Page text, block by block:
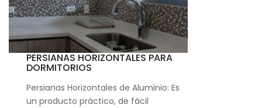
PERSIANAS HORIZONTALES PARA
DORMITORIOS
Persianas Horizontales de Aluminio: Es
un producto práctico, de fácil